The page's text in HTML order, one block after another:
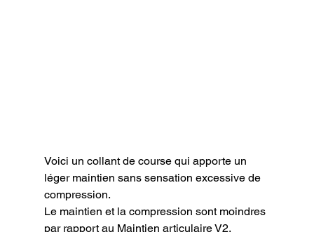
Voici un collant de course qui apporte un
léger maintien sans sensation excessive de
compression.
Le maintien et la compression sont moindres
par rapport au Maintien articulaire V2.